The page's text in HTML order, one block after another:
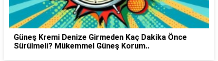
Güneş Kremi Denize Girmeden Kaç Dakika Önce
Sürülmeli? Mükemmel Güneş Korum..